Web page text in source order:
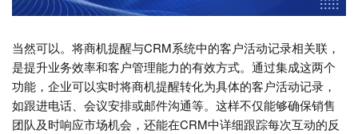
当然可以。将商机提醒与CRM系统中的客户活动记录相关联，
是提升业务效率和客户管理能力的有效方式。通过集成这两个
功能，企业可以实时将商机提醒转化为具体的客户活动记录，
如跟进电话、会议安排或邮件沟通等。这样不仅能够确保销售
团队及时响应市场机会，还能在CRM中详细跟踪每次互动的反